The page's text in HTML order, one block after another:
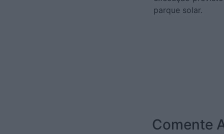
parque solar.
Comente